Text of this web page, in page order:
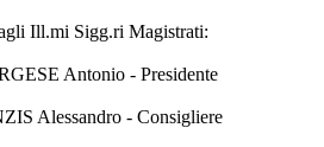
Ill.mi Sigg.ri Magistrati:
Antonio - Presidente
Alessandro - Consigliere